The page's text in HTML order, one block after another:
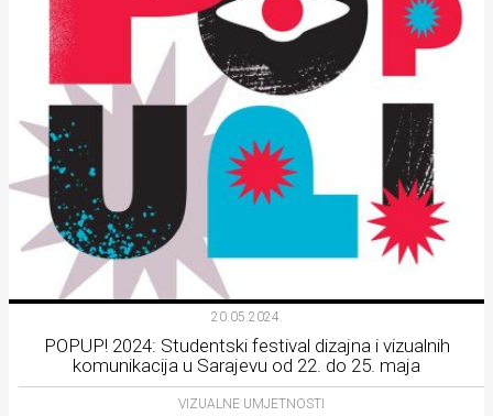
20.05.2024.
POPUP! 2024: Studentski festival dizajna i vizualnih
komunikacija u Sarajevu od 22. do 25. maja
VIZUALNE UMJETNOSTI